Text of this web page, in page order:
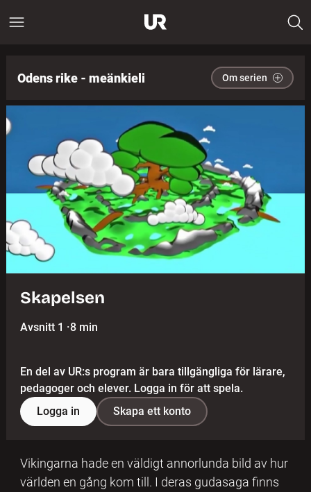
Odens rike - meänkieli Om serien
Skapelsen
Avsnitt 1 ·8 min
En del av UR:s program är bara tillgängliga för lärare,
pedagoger och elever. Logga in för att spela.
Logga in
Skapa ett konto
Vikingarna hade en väldigt annorlunda bild av hur
världen en gång kom till. I deras gudasaga finns